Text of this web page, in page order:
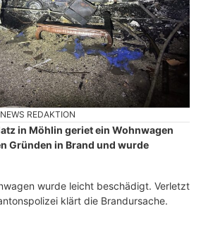
REDAKTION
in Möhlin geriet ein Wohnwagen
Gründen in Brand und wurde
wurde leicht beschädigt. Verletzt
klärt die Brandursache.